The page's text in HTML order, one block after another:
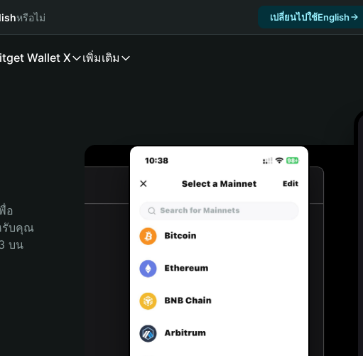
หรือไม่ เปลี่ยนไปใช้English
Wallet X เพิ่มเติม
อ
รับคุณ
บน